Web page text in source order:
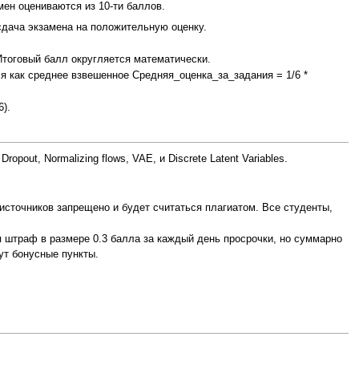
оцениваются из 10-ти баллов.
экзамена на положительную оценку.
балл округляется математически.
среднее взвешенное Средняя_оценка_за_задания = 1/6 *
Normalizing flows, VAE, и Discrete Latent Variables.
запрещено и будет считаться плагиатом. Все студенты,
в размере 0.3 балла за каждый день просрочки, но суммарно
бонусные пункты.